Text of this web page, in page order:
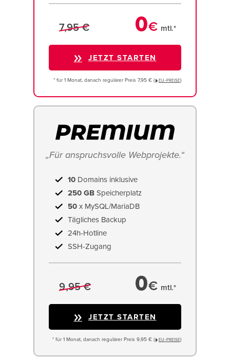
7,95 € 0€ mtl.*
JETZT STARTEN
* für 1 Monat, danach regulärer Preis 7,95 € ( EU−PREISE)
„Für anspruchsvolle Webprojekte.“
10 Domains inklusive
250 GB Speicherplatz
50 x MySQL/MariaDB
Tägliches Backup
24h-Hotline
SSH-Zugang
9,95 € 0€ mtl.*
JETZT STARTEN
* für 1 Monat, danach regulärer Preis 9,95 € ( EU−PREISE)